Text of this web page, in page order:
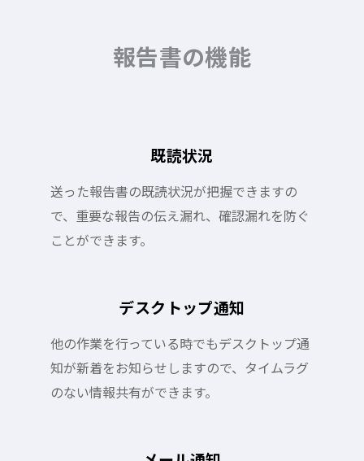
報告書の機能
既読状況
送った報告書の既読状況が把握できますの
で、重要な報告の伝え漏れ、確認漏れを防ぐ
ことができます。
デスクトップ通知
他の作業を行っている時でもデスクトップ通
知が新着をお知らせしますので、タイムラグ
のない情報共有ができます。